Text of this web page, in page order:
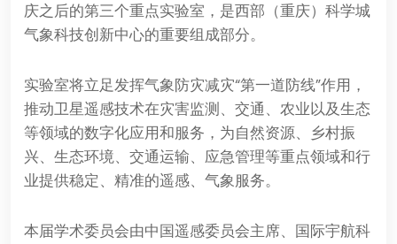
庆之后的第三个重点实验室，是西部（重庆）科学城
气象科技创新中心的重要组成部分。
实验室将立足发挥气象防灾减灾“第一道防线”作用，
推动卫星遥感技术在灾害监测、交通、农业以及生态
等领域的数字化应用和服务，为自然资源、乡村振
兴、生态环境、交通运输、应急管理等重点领域和行
业提供稳定、精准的遥感、气象服务。
本届学术委员会由中国遥感委员会主席、国际宇航科